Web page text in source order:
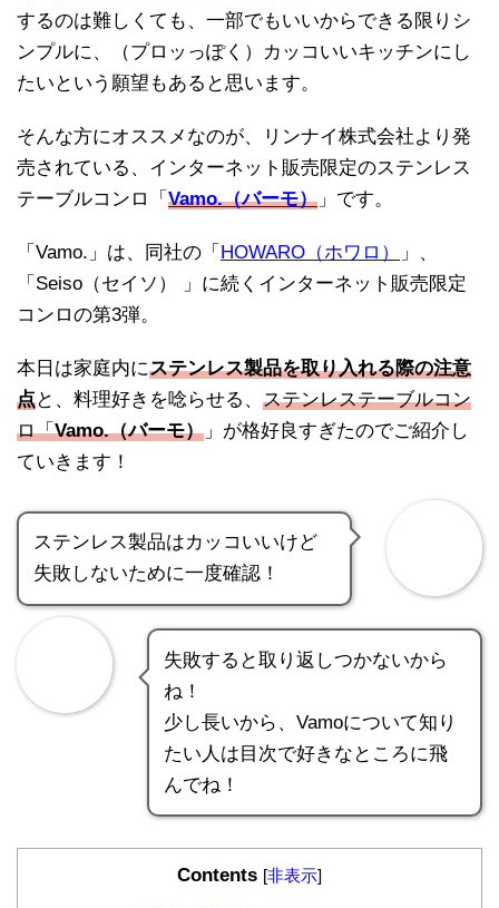
するのは難しくても、一部でもいいからできる限りシ
ンプルに、（プロッっぽく）カッコいいキッチンにし
たいという願望もあると思います。
そんな方にオススメなのが、リンナイ株式会社より発
売されている、インターネット販売限定のステンレス
テーブルコンロ「 Vamo.（バーモ） 」です。
「Vamo.」は、同社の「 HOWARO（ホワロ）
」、
「Seiso（セイソ） 」に続くインターネット販売限定
コンロの第3弾。
本日は家庭内にステンレス製品を取り入れる際の注意
点と、料理好きを唸らせる、 ステンレステーブルコン
ロ「Vamo.（バーモ） 」が格好良すぎたのでご紹介し
ていきます！
ステンレス製品はカッコいいけど
失敗しないために一度確認！
失敗すると取り返しつかないから
ね！
少し長いから、Vamoについて知り
たい人は目次で好きなところに飛
んでね！
Contents [非表示]